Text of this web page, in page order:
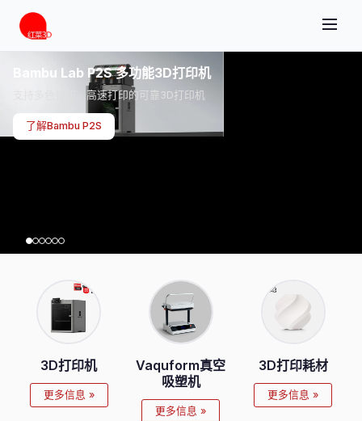
Bambu Lab P2S 多功能3D打印机
支持多色打印、高速打印的可靠3D打印机
了解Bambu P2S
3D打印机
更多信息 »
Vaquform真空
吸塑机
更多信息 »
3D打印耗材
更多信息 »